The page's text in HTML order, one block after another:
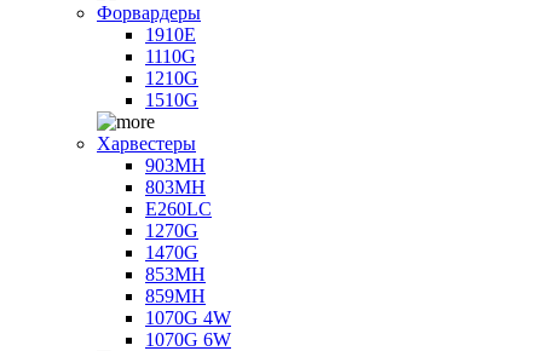
Форвардеры
1910E
1110G
1210G
1510G
Харвестеры
903MH
803MH
E260LC
1270G
1470G
853MH
859MH
1070G 4W
1070G 6W